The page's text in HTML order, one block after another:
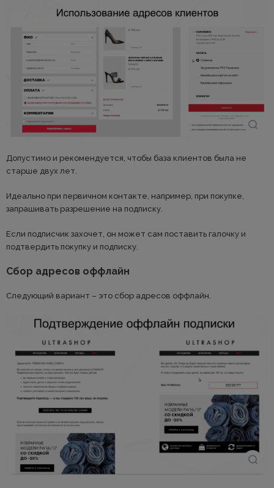
Допустимо и рекомендуется, чтобы база клиентов была не
старше двух лет.
Идеально при первичном контакте, например, при покупке,
запрашивать разрешение на подписку.
Если подписчик захочет, он может сам поставить галочку и
подтвердить покупку и подписку.
Сбор адресов оффлайн
Следующий вариант – это сбор адресов оффлайн.